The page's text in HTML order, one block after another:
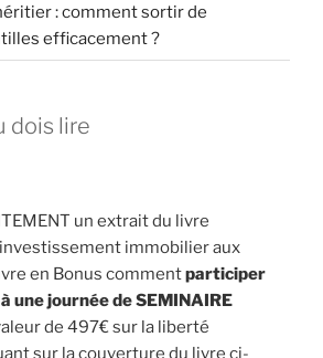
: comment sortir de
efficacement ?
dois lire
un extrait du livre
immobilier aux
en Bonus commentparticiper
une journée de SEMINAIRE
de 497€ sur la liberté